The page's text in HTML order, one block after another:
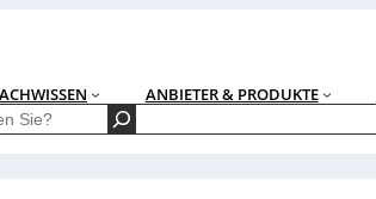
ANBIETER & PRODUKTE